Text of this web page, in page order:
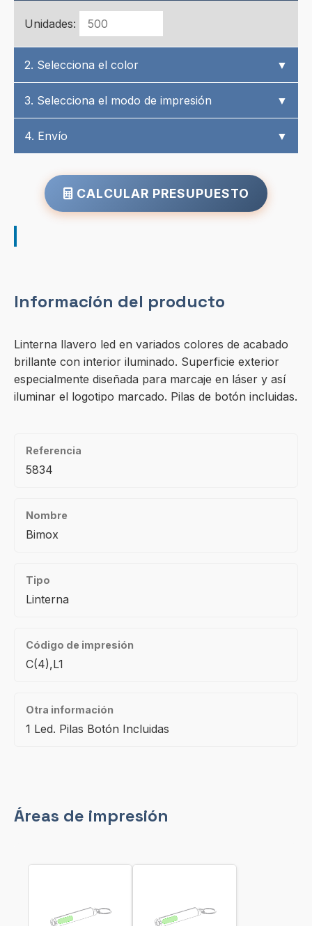
Unidades:
2. Selecciona el color ▼
3. Selecciona el modo de impresión ▼
4. Envío ▼
CALCULAR PRESUPUESTO
Información del producto
Linterna llavero led en variados colores de acabado
brillante con interior iluminado. Superficie exterior
especialmente diseñada para marcaje en láser y así
iluminar el logotipo marcado. Pilas de botón incluidas.
Referencia
5834
Nombre
Bimox
Tipo
Linterna
Código de impresión
C(4),L1
Otra información
1 Led. Pilas Botón Incluidas
Áreas de impresión